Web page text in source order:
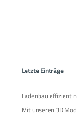
Letzte Einträge
Ladenbau effizient
Mit unseren 3D